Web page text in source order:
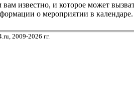
известно, и которое может
о мероприятии в календаре.
2009-2026 гг.